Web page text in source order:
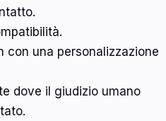
con una personalizzazione
dove il giudizio umano